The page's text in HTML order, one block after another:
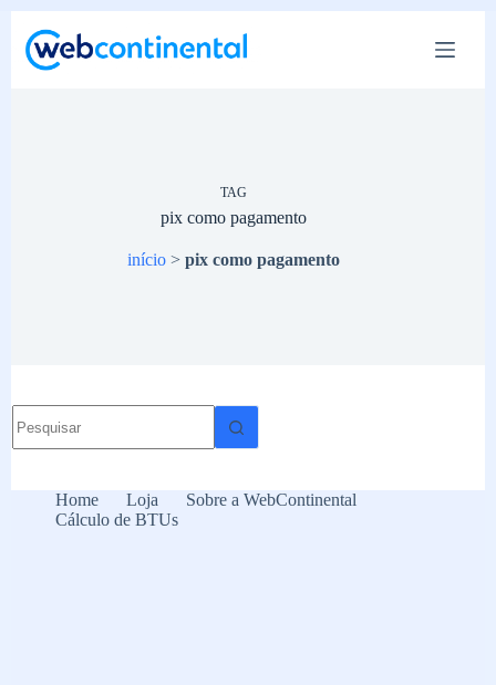
para
TAG
pix como pagamento
início> pix como pagamento
resultados
Home Loja
Sobre a WebContinental
Cálculo de BTUs